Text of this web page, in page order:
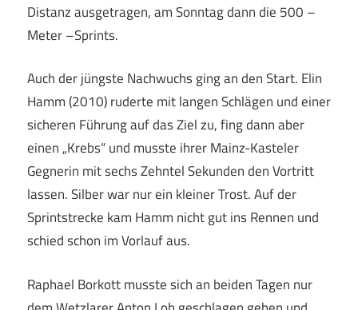
Distanz ausgetragen, am Sonntag dann die 500 –
Meter –Sprints.
Auch der jüngste Nachwuchs ging an den Start. Elin
Hamm (2010) ruderte mit langen Schlägen und einer
sicheren Führung auf das Ziel zu, fing dann aber
einen „Krebs“ und musste ihrer Mainz-Kasteler
Gegnerin mit sechs Zehntel Sekunden den Vortritt
lassen. Silber war nur ein kleiner Trost. Auf der
Sprintstrecke kam Hamm nicht gut ins Rennen und
schied schon im Vorlauf aus.
Raphael Borkott musste sich an beiden Tagen nur